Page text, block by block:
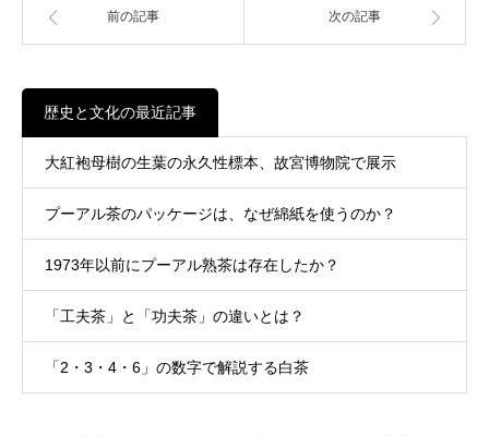
前の記事 次の記事
歴史と文化の最近記事
大紅袍母樹の生葉の永久性標本、故宮博物院で展示
プーアル茶のパッケージは、なぜ綿紙を使うのか？
1973年以前にプーアル熟茶は存在したか？
「工夫茶」と「功夫茶」の違いとは？
「2・3・4・6」の数字で解説する白茶